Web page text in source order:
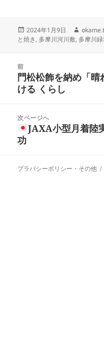
投
稿
2024年1月9日
作
成
と焼き, 多摩川河川敷, 多摩川
前
前
の
稿:
門松松飾を納め「
ける くらし
次ページへ
次
の
稿:
JAXA小型月着陸
功
プラバシーポリシー・その他